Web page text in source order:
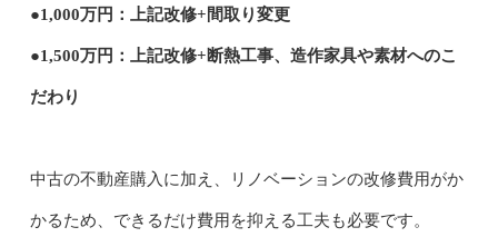
●1,000万円：上記改修+間取り変更
●1,500万円：上記改修+断熱工事、造作家具や素材へのこ
だわり
中古の不動産購入に加え、リノベーションの改修費用がか
かるため、できるだけ費用を抑える工夫も必要です。